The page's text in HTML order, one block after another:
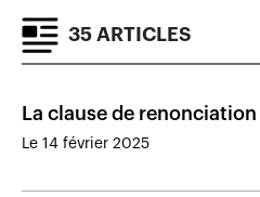
35 ARTICLES
La clause de
proscrite : pénalités
Le 14 février 2025